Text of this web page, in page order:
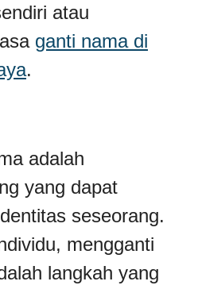
atau
ganti nama di
.
adalah
yang dapat
seseorang.
mengganti
langkah yang